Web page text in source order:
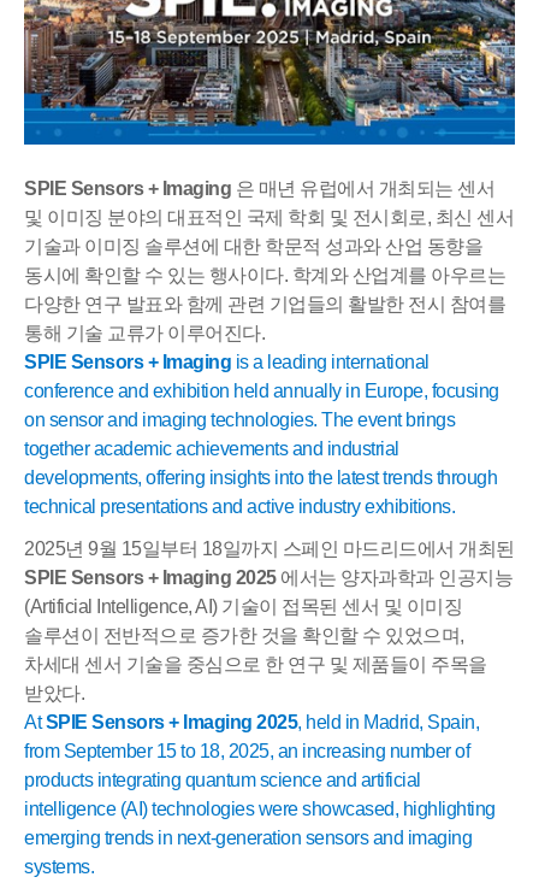
SPIE Sensors + Imaging 은 매년 유럽에서 개최되는 센서
및 이미징 분야의 대표적인 국제 학회 및 전시회로, 최신 센서
기술과 이미징 솔루션에 대한 학문적 성과와 산업 동향을
동시에 확인할 수 있는 행사이다. 학계와 산업계를 아우르는
다양한 연구 발표와 함께 관련 기업들의 활발한 전시 참여를
통해 기술 교류가 이루어진다.
SPIE Sensors + Imaging is a leading international
conference and exhibition held annually in Europe, focusing
on sensor and imaging technologies. The event brings
together academic achievements and industrial
developments, offering insights into the latest trends through
technical presentations and active industry exhibitions.
2025년 9월 15일부터 18일까지 스페인 마드리드에서 개최된
SPIE Sensors + Imaging 2025 에서는 양자과학과 인공지능
(Artificial Intelligence, AI) 기술이 접목된 센서 및 이미징
솔루션이 전반적으로 증가한 것을 확인할 수 있었으며,
차세대 센서 기술을 중심으로 한 연구 및 제품들이 주목을
받았다.
AtSPIE Sensors + Imaging 2025, held in Madrid, Spain,
from September 15 to 18, 2025, an increasing number of
products integrating quantum science and artificial
intelligence (AI) technologies were showcased, highlighting
emerging trends in next-generation sensors and imaging
systems.